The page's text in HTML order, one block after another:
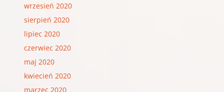
wrzesień 2020
sierpień 2020
lipiec 2020
czerwiec 2020
maj 2020
kwiecień 2020
marzec 2020